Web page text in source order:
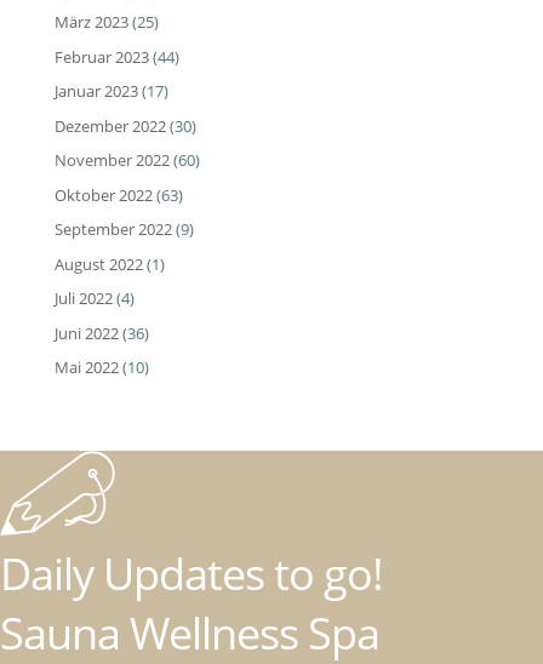
März 2023(25)
Februar 2023(44)
Januar 2023(17)
Dezember 2022(30)
November 2022(60)
Oktober 2022(63)
September 2022(9)
August 2022(1)
Juli 2022(4)
Juni 2022(36)
Mai 2022(10)
Daily Updates to go!
Sauna Wellness Spa